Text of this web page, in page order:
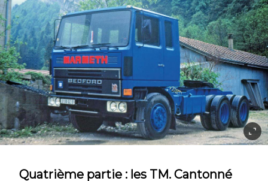
Quatrième partie : les TM. Cantonné